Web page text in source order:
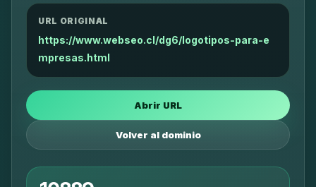
URL ORIGINAL
https://www.webseo.cl/dg6/logotipos-para-e
mpresas.html
Abrir URL
Volver al dominio